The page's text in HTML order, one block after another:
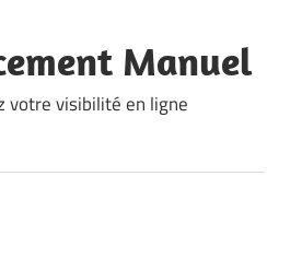
Manuel
votre visibilité en ligne